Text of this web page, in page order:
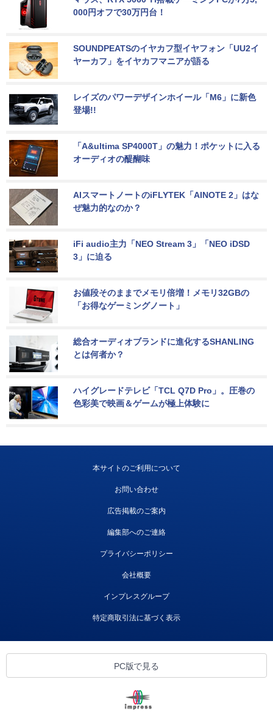
000円オフで30万円台！
SOUNDPEATSのイヤカフ型イヤフォン「UU2イ
ヤーカフ」をイヤカフマニアが語る
レイズのパワーデザインホイール「M6」に新色
登場!!
「A&ultima SP4000T」の魅力！ポケットに入る
オーディオの醍醐味
AIスマートノートのiFLYTEK「AINOTE 2」はな
ぜ魅力的なのか？
iFi audio主力「NEO Stream 3」「NEO iDSD
3」に迫る
お値段そのままでメモリ倍増！メモリ32GBの
「お得なゲーミングノート」
総合オーディオブランドに進化するSHANLING
とは何者か？
ハイグレードテレビ「TCL Q7D Pro」。圧巻の
色彩美で映画＆ゲームが極上体験に
本サイトのご利用について
お問い合わせ
広告掲載のご案内
編集部へのご連絡
プライバシーポリシー
会社概要
インプレスグループ
特定商取引法に基づく表示
PC版で見る